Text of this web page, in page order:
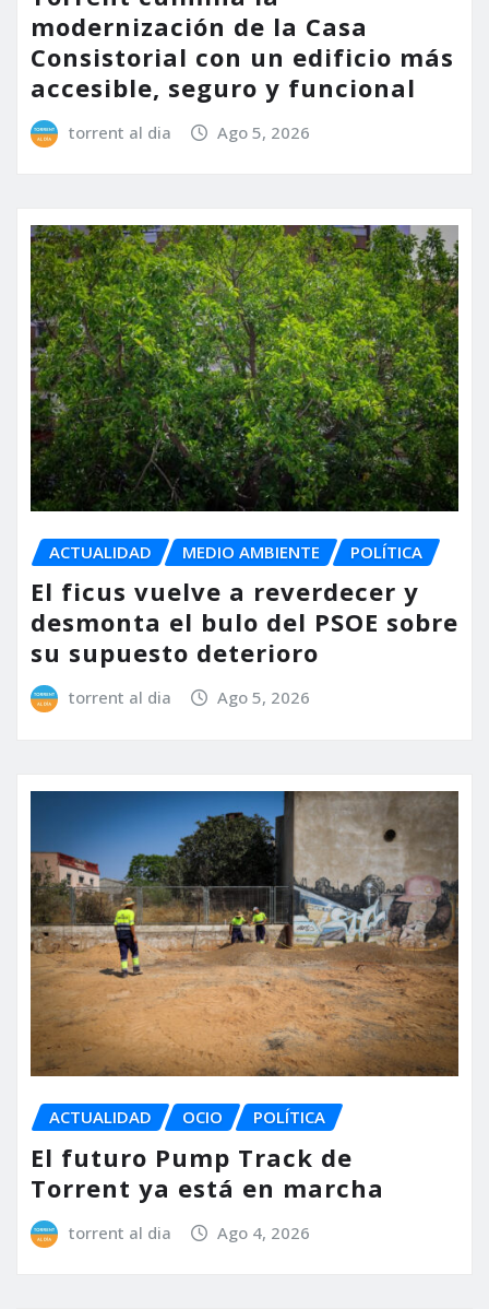
modernización de la Casa
Consistorial con un edificio más
accesible, seguro y funcional
torrent al dia Ago 5, 2026
ACTUALIDAD MEDIO AMBIENTE POLÍTICA
El ficus vuelve a reverdecer y
desmonta el bulo del PSOE sobre
su supuesto deterioro
torrent al dia Ago 5, 2026
ACTUALIDAD OCIO POLÍTICA
El futuro Pump Track de
Torrent ya está en marcha
torrent al dia Ago 4, 2026